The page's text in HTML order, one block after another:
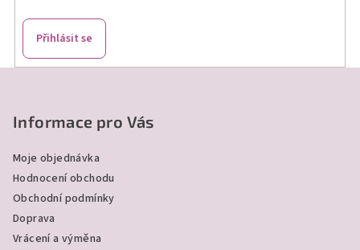
Přihlásit se
Informace pro Vás
Moje objednávka
Hodnocení obchodu
Obchodní podmínky
Doprava
Vrácení a výměna